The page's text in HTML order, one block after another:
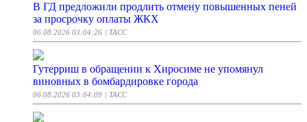
В ГД предложили продлить отмену повышенных пеней
за просрочку оплаты ЖКХ
06.08.2026 03:04:26 | ТАСС
Гутерриш в обращении к Хиросиме не упомянул
виновных в бомбардировке города
06.08.2026 03:04:09 | ТАСС